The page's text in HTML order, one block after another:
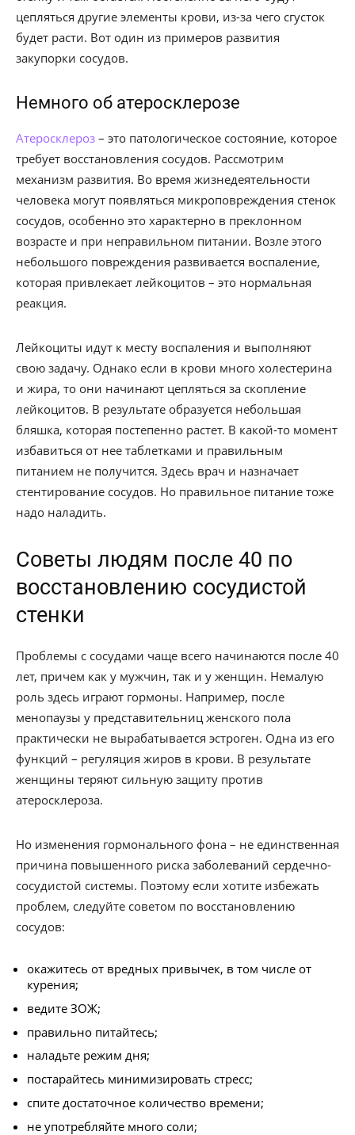
цепляться другие элементы крови, из-за чего сгусток
будет расти. Вот один из примеров развития
закупорки сосудов.
Немного об атеросклерозе
Атеросклероз – это патологическое состояние, которое
требует восстановления сосудов. Рассмотрим
механизм развития. Во время жизнедеятельности
человека могут появляться микроповреждения стенок
сосудов, особенно это характерно в преклонном
возрасте и при неправильном питании. Возле этого
небольшого повреждения развивается воспаление,
которая привлекает лейкоцитов – это нормальная
реакция.
Лейкоциты идут к месту воспаления и выполняют
свою задачу. Однако если в крови много холестерина
и жира, то они начинают цепляться за скопление
лейкоцитов. В результате образуется небольшая
бляшка, которая постепенно растет. В какой-то момент
избавиться от нее таблетками и правильным
питанием не получится. Здесь врач и назначает
стентирование сосудов. Но правильное питание тоже
надо наладить.
Советы людям после 40 по
восстановлению сосудистой
стенки
Проблемы с сосудами чаще всего начинаются после 40
лет, причем как у мужчин, так и у женщин. Немалую
роль здесь играют гормоны. Например, после
менопаузы у представительниц женского пола
практически не вырабатывается эстроген. Одна из его
функций – регуляция жиров в крови. В результате
женщины теряют сильную защиту против
атеросклероза.
Но изменения гормонального фона – не единственная
причина повышенного риска заболеваний сердечно-
сосудистой системы. Поэтому если хотите избежать
проблем, следуйте советом по восстановлению
сосудов:
окажитесь от вредных привычек, в том числе от
курения;
ведите ЗОЖ;
правильно питайтесь;
наладьте режим дня;
постарайтесь минимизировать стресс;
спите достаточное количество времени;
не употребляйте много соли;